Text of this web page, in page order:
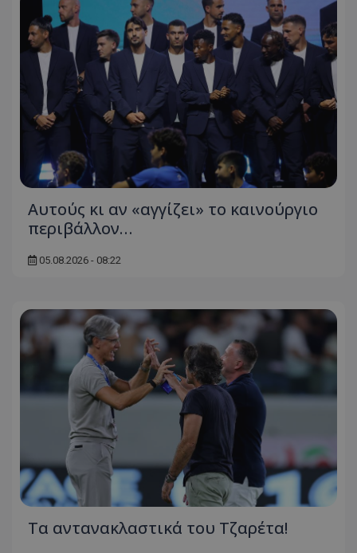
Αυτούς κι αν «αγγίζει» το καινούργιο
περιβάλλον…
05.08.2026 - 08:22
Τα αντανακλαστικά του Τζαρέτα!